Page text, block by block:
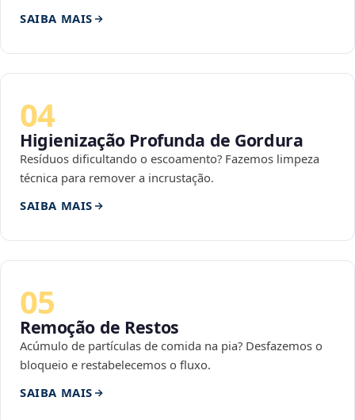
SAIBA MAIS
04
Higienização Profunda de Gordura
Resíduos dificultando o escoamento? Fazemos limpeza
técnica para remover a incrustação.
SAIBA MAIS
05
Remoção de Restos
Acúmulo de partículas de comida na pia? Desfazemos o
bloqueio e restabelecemos o fluxo.
SAIBA MAIS